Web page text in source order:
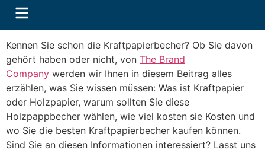
Kennen Sie schon die Kraftpapierbecher? Ob Sie davon
gehört haben oder nicht, von The Brand
Company werden wir Ihnen in diesem Beitrag alles
erzählen, was Sie wissen müssen: Was ist Kraftpapier
oder Holzpapier, warum sollten Sie diese
Holzpappbecher wählen, wie viel kosten sie Kosten und
wo Sie die besten Kraftpapierbecher kaufen können.
Sind Sie an diesen Informationen interessiert? Lasst uns